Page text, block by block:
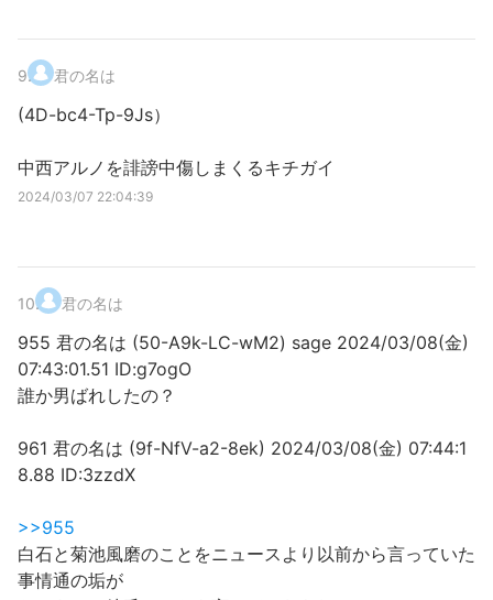
9. 君の名は
(4D-bc4-Tp-9Js）
中西アルノを誹謗中傷しまくるキチガイ
2024/03/07 22:04:39
10. 君の名は
955 君の名は (50-A9k-LC-wM2) sage 2024/03/08(金)
07:43:01.51 ID:g7ogO
誰か男ばれしたの？
961 君の名は (9f-NfV-a2-8ek) 2024/03/08(金) 07:44:1
8.88 ID:3zzdX
>>955
白石と菊池風磨のことをニュースより以前から言っていた
事情通の垢が